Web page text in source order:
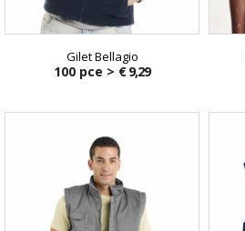
Gilet Bellagio
100 pce > € 9,29